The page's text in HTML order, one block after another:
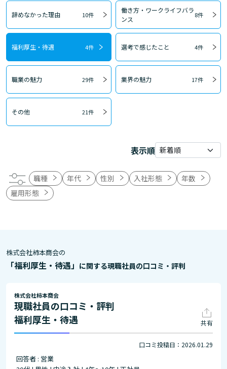
辞めなかった理由 10件
働き方・ワークライフバラ
ンス
8件
福利厚生・待遇 4件 選考で感じたこと 4件
職業の魅力 29件 業界の魅力 17件
その他 21件
表示順
職種 年代 性別 入社形態
年数
雇用形態
株式会社柿本商会の
「福利厚生・待遇」 に関する現職社員の口コミ・評判
株式会社柿本商会
現職社員の口コミ・評判
福利厚生・待遇
共有
口コミ投稿日：2026.01.29
回答者 : 営業